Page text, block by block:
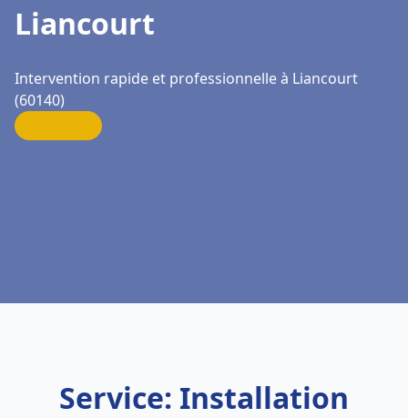
Liancourt
Intervention rapide et professionnelle à Liancourt
(60140)
Service: Installation